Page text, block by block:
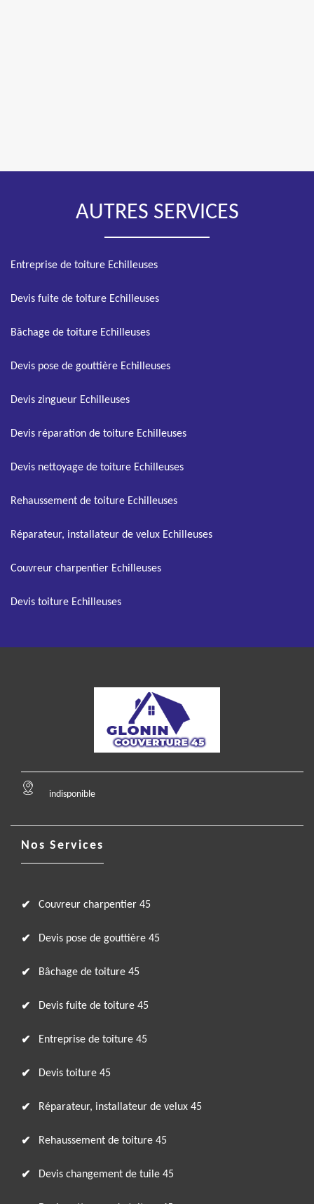
AUTRES SERVICES
Entreprise de toiture Echilleuses
Devis fuite de toiture Echilleuses
Bâchage de toiture Echilleuses
Devis pose de gouttière Echilleuses
Devis zingueur Echilleuses
Devis réparation de toiture Echilleuses
Devis nettoyage de toiture Echilleuses
Rehaussement de toiture Echilleuses
Réparateur, installateur de velux Echilleuses
Couvreur charpentier Echilleuses
Devis toiture Echilleuses
indisponible
Nos Services
Couvreur charpentier 45
Devis pose de gouttière 45
Bâchage de toiture 45
Devis fuite de toiture 45
Entreprise de toiture 45
Devis toiture 45
Réparateur, installateur de velux 45
Rehaussement de toiture 45
Devis changement de tuile 45